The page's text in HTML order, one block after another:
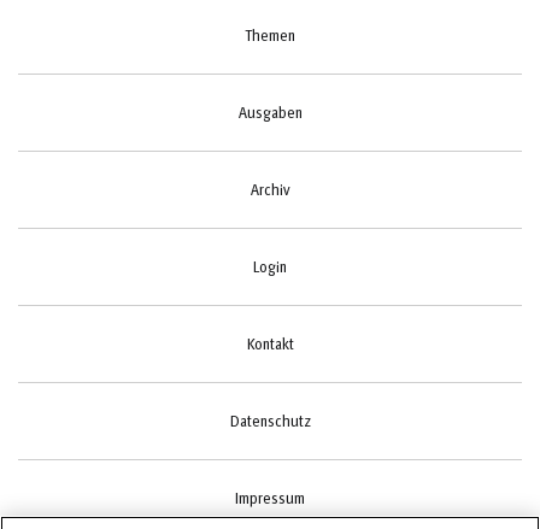
Themen
Ausgaben
Archiv
Login
Kontakt
Datenschutz
Impressum